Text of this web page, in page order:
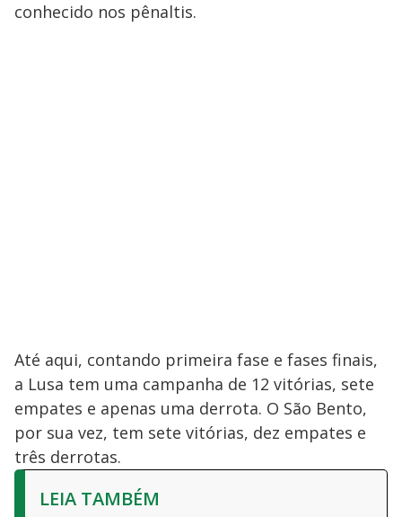
conhecido nos pênaltis.
Até aqui, contando primeira fase e fases finais,
a Lusa tem uma campanha de 12 vitórias, sete
empates e apenas uma derrota. O São Bento,
por sua vez, tem sete vitórias, dez empates e
três derrotas.
LEIA TAMBÉM